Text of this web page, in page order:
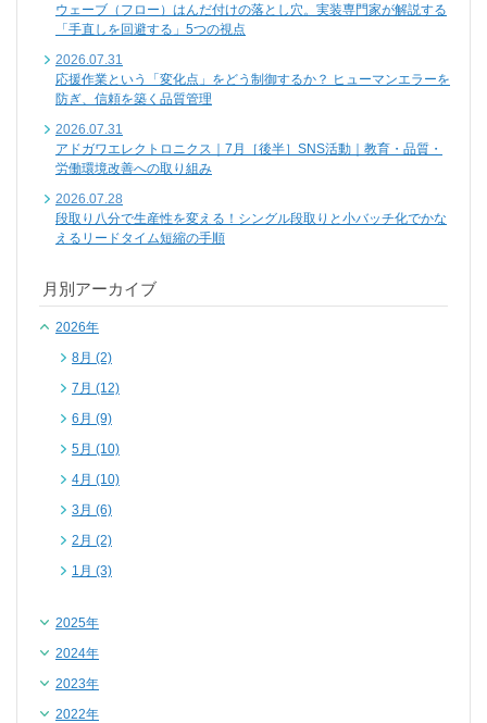
ウェーブ（フロー）はんだ付けの落とし穴。実装専門家が解説する
「手直しを回避する」5つの視点
2026.07.31
応援作業という「変化点」をどう制御するか？ ヒューマンエラーを
防ぎ、信頼を築く品質管理
2026.07.31
アドガワエレクトロニクス｜7月［後半］SNS活動｜教育・品質・
労働環境改善への取り組み
2026.07.28
段取り八分で生産性を変える！シングル段取りと小バッチ化でかな
えるリードタイム短縮の手順
月別アーカイブ
2026年
8月 (2)
7月 (12)
6月 (9)
5月 (10)
4月 (10)
3月 (6)
2月 (2)
1月 (3)
2025年
2024年
2023年
2022年